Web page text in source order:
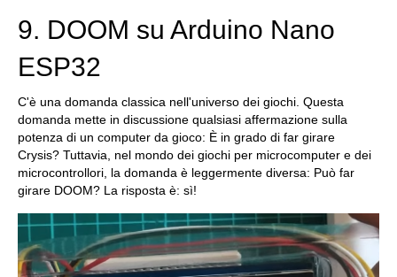
9. DOOM su Arduino Nano
ESP32
C'è una domanda classica nell'universo dei giochi. Questa
domanda mette in discussione qualsiasi affermazione sulla
potenza di un computer da gioco: È in grado di far girare
Crysis? Tuttavia, nel mondo dei giochi per microcomputer e dei
microcontrollori, la domanda è leggermente diversa: Può far
girare DOOM? La risposta è: sì!